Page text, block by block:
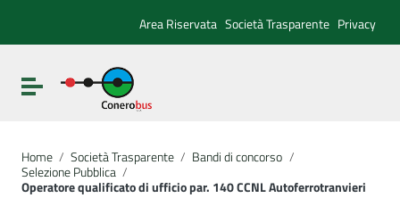
Vai al menu di navigazione
Vai al footer
Area Riservata Società Trasparente Privacy
Attiva / disattiva la navigazione
Home / Società Trasparente / Bandi di concorso /
Selezione Pubblica /
Operatore qualificato di ufficio par. 140 CCNL Autoferrotranvieri